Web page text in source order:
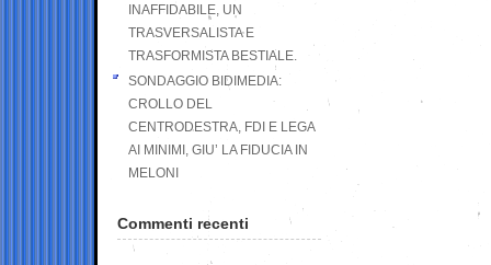
INAFFIDABILE, UN
TRASVERSALISTA E
TRASFORMISTA BESTIALE.
SONDAGGIO BIDIMEDIA:
CROLLO DEL
CENTRODESTRA, FDI E LEGA
AI MINIMI, GIU’ LA FIDUCIA IN
MELONI
Commenti recenti